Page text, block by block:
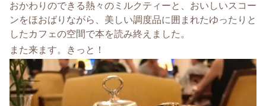
おかわりのできる熱々のミルクティーと、おいしいスコー
ンをほおばりながら、美しい調度品に囲まれたゆったりと
したカフェの空間で本を読み終えました。
また来ます。きっと！